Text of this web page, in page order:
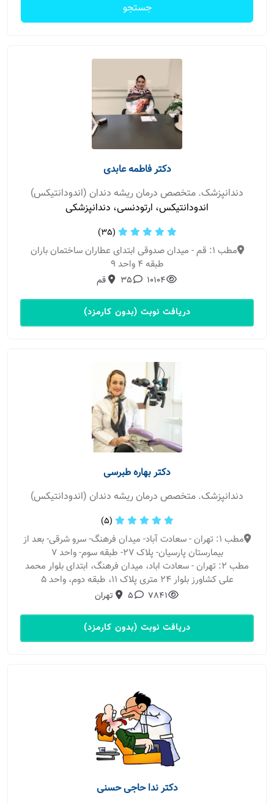
جستجو
دکتر فاطمه عابدی
دندانپزشک. متخصص درمان ریشه دندان (اندودانتیکس)
اندودانتیکس، ارتودنسی، دندانپزشکی
(35)
مطب 1: قم - میدان صدوقی ابتدای عطاران ساختمان باران
طبقه 4 واحد 9
10104
35 قم
دریافت نوبت (بدون کارمزد)
دکتر بهاره طبرسی
دندانپزشک. متخصص درمان ریشه دندان (اندودانتیکس)
(5)
مطب 1: تهران - سعادت آباد- میدان فرهنگ- سرو شرقی- بعد از
بیمارستان پارسیان- پلاک 27- طبقه سوم- واحد 7
مطب 2: تهران - سعادت اباد، میدان فرهنگ، ابتدای بلوار محمد
علی کشاورز بلوار ۲۴ متری پلاک ۱۱، طبقه دوم، واحد ۵
7841
5 تهران
دریافت نوبت (بدون کارمزد)
دکتر ندا حاجی حسنی